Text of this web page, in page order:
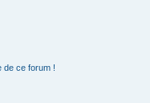
de ce forum !